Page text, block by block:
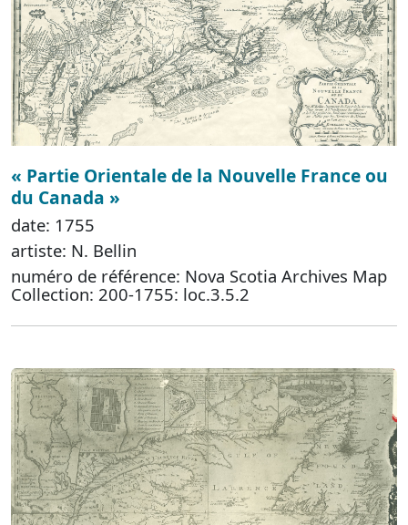
« Partie Orientale de la Nouvelle France ou
du Canada »
date: 1755
artiste: N. Bellin
numéro de référence: Nova Scotia Archives Map
Collection: 200-1755: loc.3.5.2